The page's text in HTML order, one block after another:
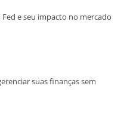
e seu impacto no mercado
suas finanças sem